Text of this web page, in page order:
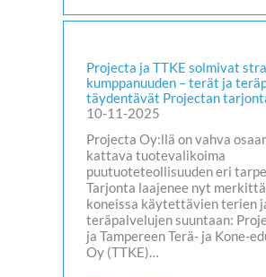
Projecta ja TTKE solmivat
kumppanuuden – terät ja
täydentävät Projectan
10-11-2025
Projecta Oy:llä on vahva
kattava tuotevalikoima
puutuoteteollisuuden eri
Tarjonta laajenee nyt
koneissa käytettävien terien
teräpalvelujen suuntaan:
ja Tampereen Terä- ja Kone-
Oy (TTKE)…